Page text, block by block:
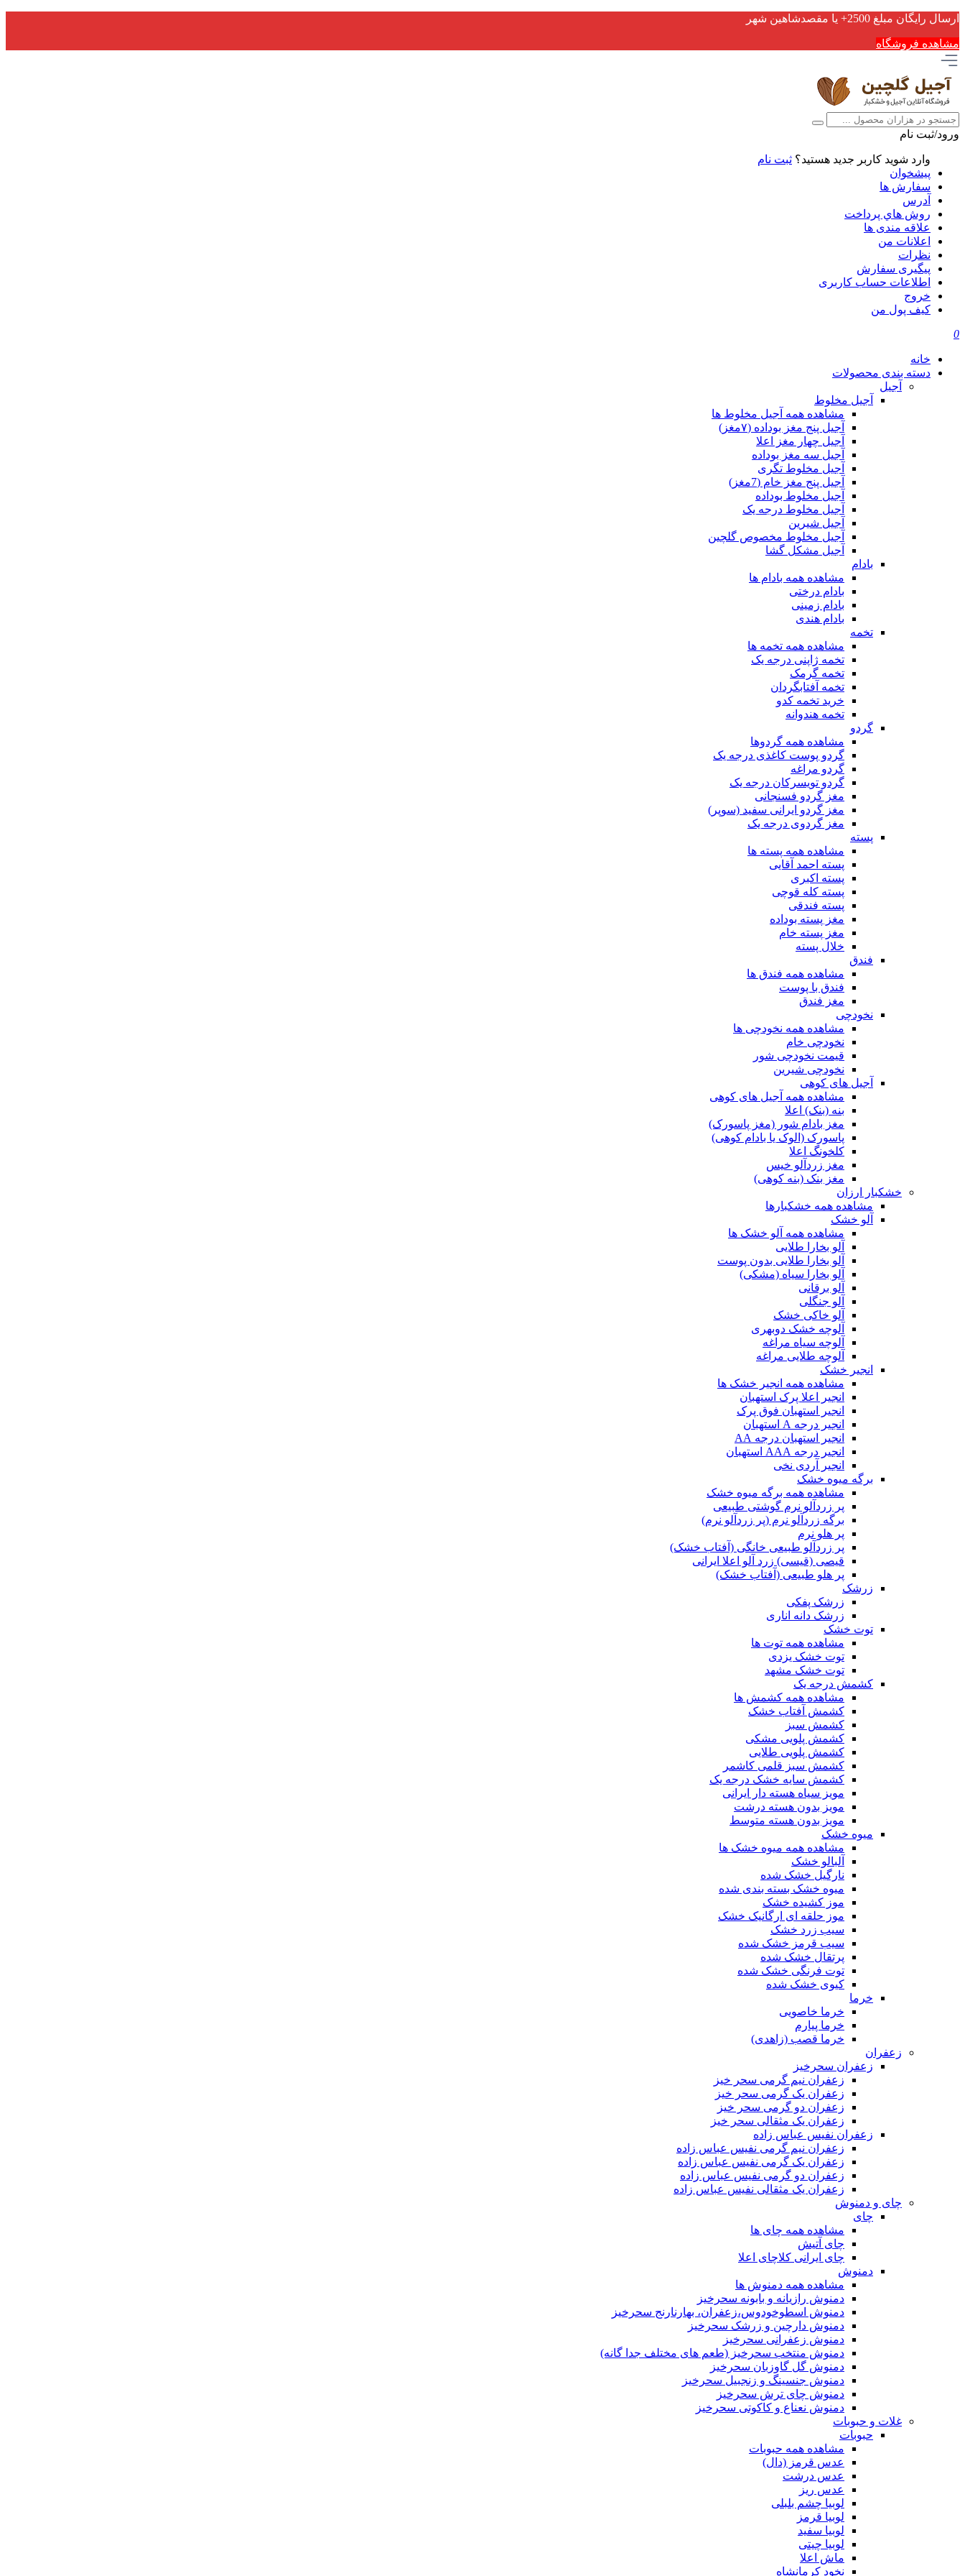
ارسال رایگان مبلغ 2500+ یا مقصدشاهین شهر
مشاهده فروشگاه
ورود/ثبت نام
وارد شوید کاربر جدید هستید؟ ثبت نام
پیشخوان
سفارش ها
آدرس
روش هاي پرداخت
علاقه مندی ها
اعلانات من
نظرات
پیگیری سفارش
اطلاعات حساب كاربری
خروج
کیف پول من
0
خانه
دسته بندی محصولات
آجیل
آجیل مخلوط
مشاهده همه آجیل مخلوط ها
آجیل پنج مغز بوداده (۷مغز)
آجیل چهار مغز اعلا
آجیل سه مغز بوداده
آجیل مخلوط تگری
آجیل پنج مغز خام (7مغز)
آجیل مخلوط بوداده
آجیل مخلوط درجه یک
آجیل شیرین
آجیل مخلوط مخصوص گلچین
آجیل مشکل گشا
بادام
مشاهده همه بادام ها
بادام درختی
بادام زمینی
بادام هندی
تخمه
مشاهده همه تخمه ها
تخمه ژاپنی درجه یک
تخمه گرمک
تخمه آفتابگردان
خرید تخمه کدو
تخمه هندوانه
گردو
مشاهده همه گردوها
گردو پوست کاغذی درجه یک
گردو مراغه
گردو تویسرکان درجه یک
مغز گردو فسنجانی
مغز گردو ایرانی سفید (سوپر)
مغز گردوی درجه یک
پسته
مشاهده همه پسته ها
پسته احمد آقایی
پسته اکبری
پسته کله قوچی
پسته فندقی
مغز پسته بوداده
مغز پسته خام
خلال پسته
فندق
مشاهده همه فندق ها
فندق با پوست
مغز فندق
نخودچی
مشاهده همه نخودچی ها
نخودچی خام
قیمت نخودچی شور
نخودچی شیرین
آجیل های کوهی
مشاهده همه آجیل های کوهی
بنه (بنک) اعلا
مغز بادام شور (مغز پاسورک)
پاسورک (الوک یا بادام کوهی)
کلخونگ اعلا
مغز زردآلو خیس
مغز بنک (بنه کوهی)
خشکبار ارزان
مشاهده همه خشکبارها
آلو خشک
مشاهده همه آلو خشک ها
آلو بخارا طلایی
آلو بخارا طلایی بدون پوست
آلو بخارا سیاه (مشکی)
آلو برقانی
آلو جنگلی
آلو خاکی خشک
آلوچه خشک دوبهری
آلوچه سیاه مراغه
آلوچه طلایی مراغه
انجیر خشک
مشاهده همه انجیر خشک ها
انجیر اعلا پرک استهبان
انجیر استهبان فوق پرک
انجیر درجه A استهبان
انجیر استهبان درجه AA
انجیر درجه AAA استهبان
انجیر آردی نخی
برگه میوه خشک
مشاهده همه برگه میوه خشک
پر زردآلو نرم گوشتی طبیعی
برگه زردآلو نرم (پر زردآلو نرم)
پر هلو نرم
پر زردآلو طبیعی خانگی (آفتاب خشک)
قیصی (قیسی) زرد آلو اعلا ایرانی
پر هلو طبیعی (آفتاب خشک)
زرشک
زرشک پفکی
زرشک دانه اناری
توت خشک
مشاهده همه توت ها
توت خشک یزدی
توت خشک مشهد
کشمش درجه یک
مشاهده همه کشمش ها
کشمش آفتاب خشک
کشمش سبز
کشمش پلویی مشکی
کشمش پلویی طلایی
کشمش سبز قلمی کاشمر
کشمش سایه خشک درجه یک
مویز سیاه هسته دار ایرانی
مویز بدون هسته درشت
مویز بدون هسته متوسط
میوه خشک
مشاهده همه میوه خشک ها
آلبالو خشک
نارگیل خشک شده
میوه خشک بسته بندی شده
موز کشیده خشک
موز حلقه ای ارگانیک خشک
سیب زرد خشک
سیب قرمز خشک شده
پرتقال خشک شده
توت فرنگی خشک شده
کیوی خشک شده
خرما
خرما خاصویی
خرما پیارم
خرما قصب (زاهدی)
زعفران
زعفران سحرخیز
زعفران نیم گرمی سحر خیز
زعفران یک گرمی سحر خیز
زعفران دو گرمی سحر خیز
زعفران یک مثقالی سحر خیز
زعفران نفیس عباس زاده
زعفران نیم گرمی نفیس عباس زاده
زعفران یک گرمی نفیس عباس زاده
زعفران دو گرمی نفیس عباس زاده
زعفران یک مثقالی نفیس عباس زاده
چای و دمنوش
چای
مشاهده همه چای ها
چای آتیش
چای ایرانی کلاچای اعلا
دمنوش
مشاهده همه دمنوش ها
دمنوش رازیانه و بابونه سحرخیز
دمنوش اسطوخودوس،زعفران، بهارنارنج سحرخیز
دمنوش دارچین و زرشک سحرخیز
دمنوش زعفرانی سحرخیز
دمنوش منتخب سحرخیز (طعم های مختلف جدا گانه)
دمنوش گل گاوزبان سحرخیز
دمنوش جنسینگ و زنجبیل سحرخیز
دمنوش چای ترش سحرخیز
دمنوش نعناع و کاکوتی سحرخیز
غلات و حبوبات
حبوبات
مشاهده همه حبوبات
عدس قرمز (دال)
عدس درشت
عدس ریز
لوبیا چشم بلبلی
لوبیا قرمز
لوبیا سفید
لوبیا چیتی
ماش اعلا
نخود کرمانشاه